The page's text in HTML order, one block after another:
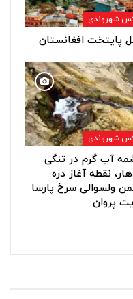
شهروندی
پایتخت افغانستان
شهروندی
آب گرم در تنگی
نقطه آغاز دره
ولسوالی سرخ پارسا
پروان